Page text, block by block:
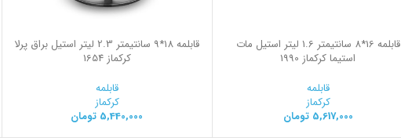
قابلمه 16*8 سانتیمتر 1.6 لیتر استیل مات
استیما کرکماز 1990
قابلمه
کرکماز
5,617,000 تومان
قابلمه 18*9 سانتیمتر 2.3 لیتر استیل براق پرلا
کرکماز 1654
قابلمه
کرکماز
5,440,000 تومان